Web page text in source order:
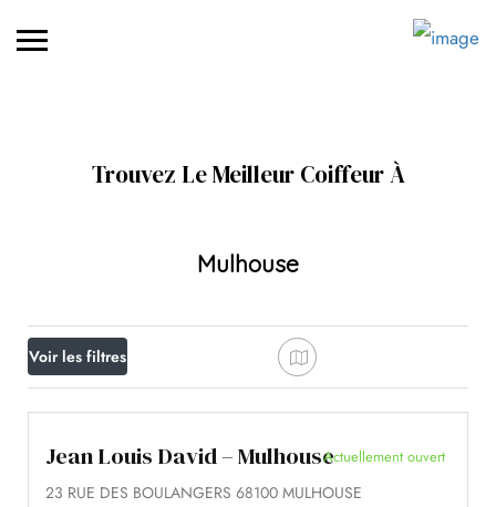
Trouvez Le Meilleur Coiffeur À
Mulhouse
Voir les filtres
Jean Louis David – Mulhouse
23 RUE DES BOULANGERS 68100 MULHOUSE
Actuellement ouvert